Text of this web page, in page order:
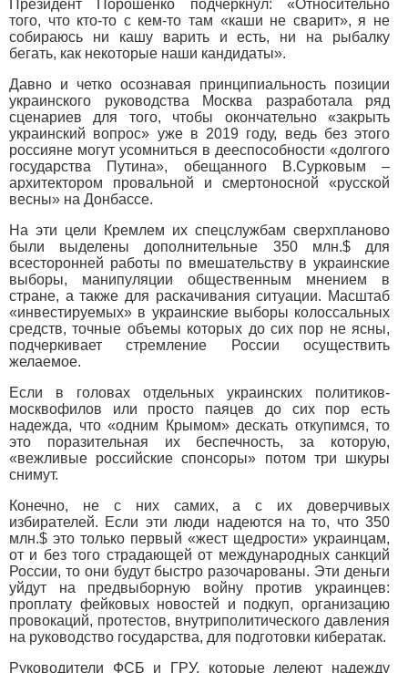
Президент Порошенко подчеркнул: «Относительно
того, что кто-то с кем-то там «каши не сварит», я не
собираюсь ни кашу варить и есть, ни на рыбалку
бегать, как некоторые наши кандидаты».
Давно и четко осознавая принципиальность позиции
украинского руководства Москва разработала ряд
сценариев для того, чтобы окончательно «закрыть
украинский вопрос» уже в 2019 году, ведь без этого
россияне могут усомниться в дееспособности «долгого
государства Путина», обещанного В.Сурковым –
архитектором провальной и смертоносной «русской
весны» на Донбассе.
На эти цели Кремлем их спецслужбам сверхпланово
были выделены дополнительные 350 млн.$ для
всесторонней работы по вмешательству в украинские
выборы, манипуляции общественным мнением в
стране, а также для раскачивания ситуации. Масштаб
«инвестируемых» в украинские выборы колоссальных
средств, точные объемы которых до сих пор не ясны,
подчеркивает стремление России осуществить
желаемое.
Если в головах отдельных украинских политиков-
москвофилов или просто паяцев до сих пор есть
надежда, что «одним Крымом» дескать откупимся, то
это поразительная их беспечность, за которую,
«вежливые российские спонсоры» потом три шкуры
снимут.
Конечно, не с них самих, а с их доверчивых
избирателей. Если эти люди надеются на то, что 350
млн.$ это только первый «жест щедрости» украинцам,
от и без того страдающей от международных санкций
России, то они будут быстро разочарованы. Эти деньги
уйдут на предвыборную войну против украинцев:
проплату фейковых новостей и подкуп, организацию
провокаций, протестов, внутриполитического давления
на руководство государства, для подготовки кибератак.
Руководители ФСБ и ГРУ, которые лелеют надежду